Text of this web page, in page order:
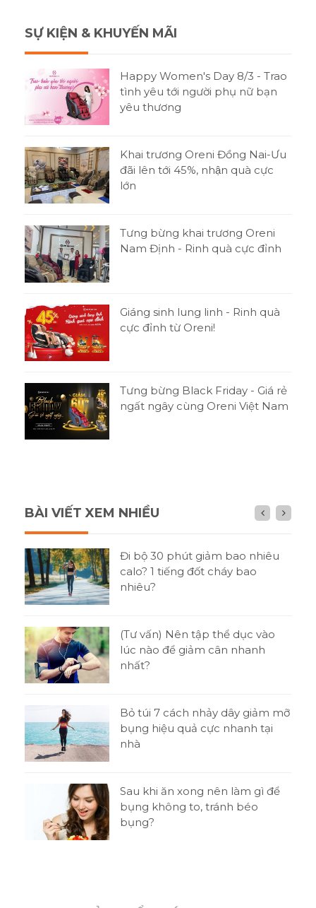
SỰ KIỆN & KHUYẾN MÃI
Happy Women's Day 8/3 - Trao
tình yêu tới người phụ nữ bạn
yêu thương
Khai trương Oreni Đồng Nai-Ưu
đãi lên tới 45%, nhận quà cực
lớn
Tưng bừng khai trương Oreni
Nam Định - Rinh quà cực đỉnh
Giáng sinh lung linh - Rinh quà
cực đỉnh từ Oreni!
Tưng bừng Black Friday - Giá rẻ
ngất ngây cùng Oreni Việt Nam
BÀI VIẾT XEM NHIỀU
Đi bộ 30 phút giảm bao nhiêu
calo? 1 tiếng đốt cháy bao
nhiêu?
(Tư vấn) Nên tập thể dục vào
lúc nào để giảm cân nhanh
nhất?
Bỏ túi 7 cách nhảy dây giảm mỡ
bụng hiệu quả cực nhanh tại
nhà
Sau khi ăn xong nên làm gì để
bụng không to, tránh béo
bụng?